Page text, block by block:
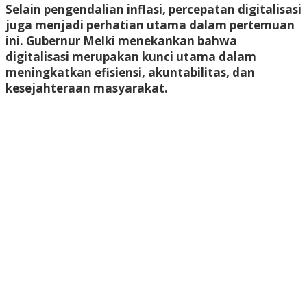
Selain pengendalian inflasi, percepatan digitalisasi
juga menjadi perhatian utama dalam pertemuan
ini. Gubernur Melki menekankan bahwa
digitalisasi merupakan kunci utama dalam
meningkatkan efisiensi, akuntabilitas, dan
kesejahteraan masyarakat.